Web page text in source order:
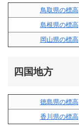
鳥取県の標高
島根県の標高
岡山県の標高
四国地方
徳島県の標高
香川県の標高